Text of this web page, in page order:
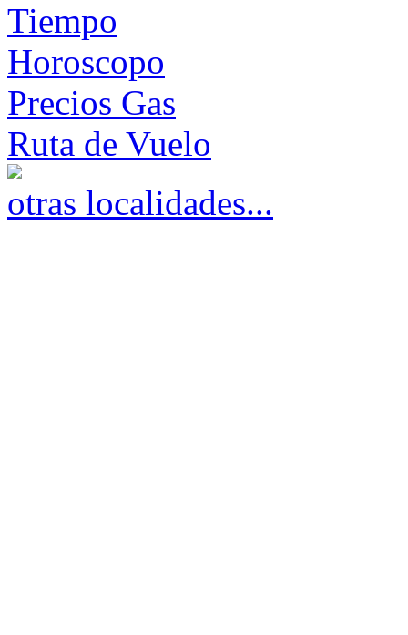
Tiempo
Horoscopo
Precios Gas
Ruta de Vuelo
otras localidades...